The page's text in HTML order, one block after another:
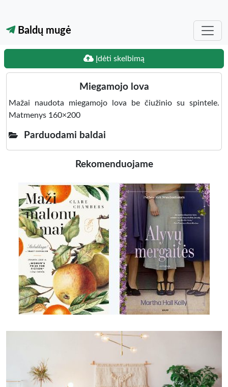
Baldų mugė
Įdėti skelbimą
Miegamojo lova
Mažai naudota miegamojo lova be čiužinio su spintele.
Matmenys 160×200
Parduodami baldai
Rekomenduojame